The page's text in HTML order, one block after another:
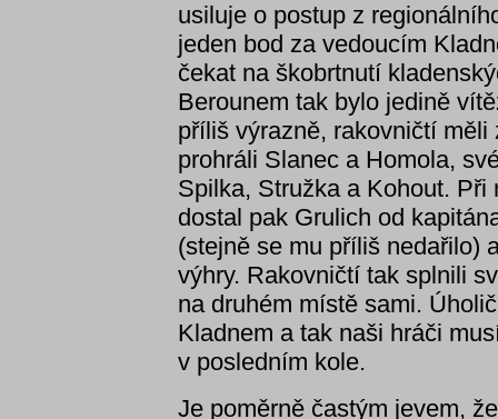
usiluje o postup z
jeden bod za vedoucím
čekat na škobrtnutí
Berounem tak bylo jedině
příliš výrazně, rakovničtí
prohráli Slanec a Homola,
Spilka, Stružka a Kohout.
dostal pak Grulich od
(stejně se mu příliš nedařilo)
výhry. Rakovničtí tak splnili
na druhém místě sami.
Kladnem a tak naši hráči
v posledním kole.
Je poměrně častým jevem,